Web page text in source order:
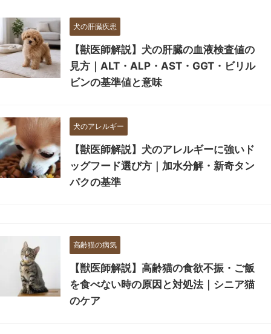
犬の肝臓疾患
【獣医師解説】犬の肝臓の血液検査値の
見方｜ALT・ALP・AST・GGT・ビリル
ビンの基準値と意味
犬のアレルギー
【獣医師解説】犬のアレルギーに強いド
ッグフード選び方｜加水分解・新奇タン
パクの基準
高齢猫の病気
【獣医師解説】高齢猫の食欲不振・ご飯
を食べない時の原因と対処法｜シニア猫
のケア